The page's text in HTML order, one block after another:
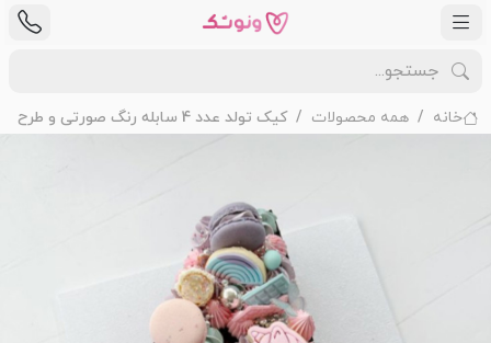
خانه همه محصولات کیک تولد عدد 4 سابله رنگ صورتی و طرح اسب تک شاخ